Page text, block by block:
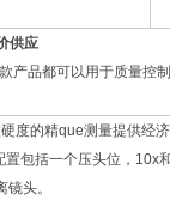
供应
品都可以用于质量
度的精que测量提供经济
包括一个压头位，10x
头。